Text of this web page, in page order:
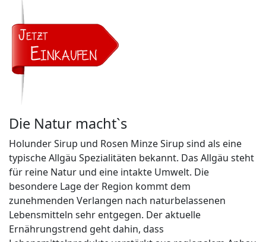
Die Natur macht`s
Holunder Sirup und Rosen Minze Sirup sind als eine
typische Allgäu Spezialitäten bekannt. Das Allgäu steht
für reine Natur und eine intakte Umwelt. Die
besondere Lage der Region kommt dem
zunehmenden Verlangen nach naturbelassenen
Lebensmitteln sehr entgegen. Der aktuelle
Ernährungstrend geht dahin, dass